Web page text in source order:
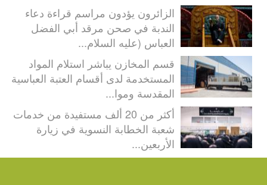
الزائرون يؤدون مراسم قراءة دعاء
الندبة في صحن مرقد أبي الفضل
العباس (عليه السلام...
قسم المخازن يباشر استلام المواد
المستخدمة لدى أقسام العتبة العباسية
المقدسة وموا...
أكثر من 20 ألف مستفيدة من خدمات
شعبة الخطابة النسوية في زيارة
الأربعين...